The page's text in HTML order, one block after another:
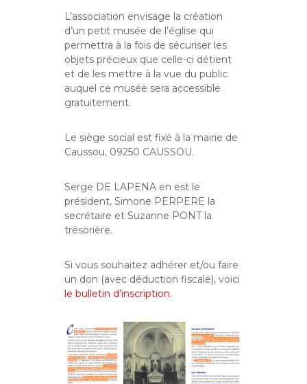
L’association envisage la création
d’un petit musée de l’église qui
permettra à la fois de sécuriser les
objets précieux que celle-ci détient
et de les mettre à la vue du public
auquel ce musée sera accessible
gratuitement.
Le siège social est fixé à la mairie de
Caussou, 09250 CAUSSOU.
Serge DE LAPENA en est le
président, Simone PERPERE la
secrétaire et Suzanne PONT la
trésorière.
Si vous souhaitez adhérer et/ou faire
un don (avec déduction fiscale), voici
le bulletin d’inscription.